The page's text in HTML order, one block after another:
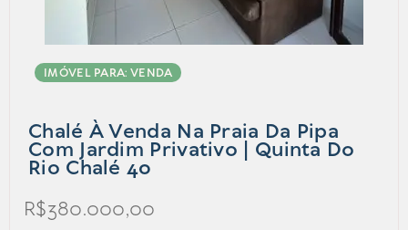
IMÓVEL PARA: VENDA
Chalé À Venda Na Praia Da Pipa
Com Jardim Privativo | Quinta Do
Rio Chalé 40
R$380.000,00